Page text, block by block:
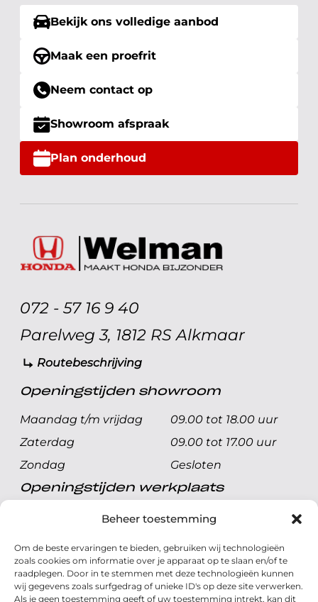
Beheer toestemming
Om de beste ervaringen te bieden, gebruiken wij technologieën
zoals cookies om informatie over je apparaat op te slaan en/of te
raadplegen. Door in te stemmen met deze technologieën kunnen
wij gegevens zoals surfgedrag of unieke ID's op deze site verwerken.
Als je geen toestemming geeft of uw toestemming intrekt, kan dit
Bekijk ons volledige aanbod
Maak een proefrit
Neem contact op
Showroom afspraak
Plan onderhoud
072 - 57 16 9 40
Parelweg 3, 1812 RS Alkmaar
Routebeschrijving
Openingstijden showroom
Maandag t/m vrijdag
09.00 tot 18.00 uur
Zaterdag
09.00 tot 17.00 uur
Zondag
Gesloten
Openingstijden werkplaats
Maandag t/m vrijdag
08.00 tot 17.00 uur
Zondag
Gesloten
Volg ons